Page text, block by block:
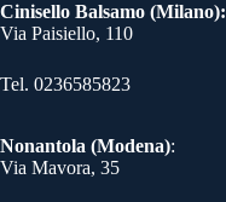
Cinisello Balsamo (Milano):
Via Paisiello, 110
Tel. 0236585823​
Nonantola (Modena):
Via Mavora, 35